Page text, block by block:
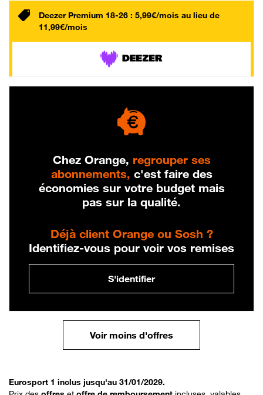
Deezer Premium 18-26 : 5,99€/mois au lieu de
11,99€/mois
Chez Orange, regrouper ses
abonnements, c'est faire des
économies sur votre budget mais
pas sur la qualité.
Déjà client Orange ou Sosh ?
Identifiez-vous pour voir vos remises
S'identifier
Voir moins d'offres
Eurosport 1 inclus jusqu'au 31/01/2029.